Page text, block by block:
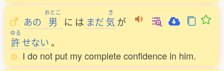
あの
おとこ
男 に は まだ
き
気が
ゆる
許せない。
I do not put my complete confidence in him.